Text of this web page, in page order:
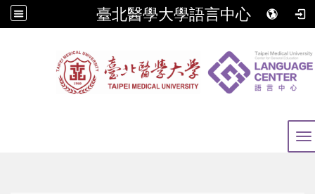
臺北醫學大學語言中心